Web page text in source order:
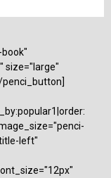
size="large"
penci_button]
left"